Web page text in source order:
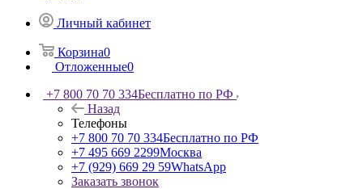
Личный кабинет
Корзина0
Отложенные0
+7 800 70 70 334Бесплатно по РФ
Назад
Телефоны
+7 800 70 70 334Бесплатно по РФ
+7 495 669 2299Москва
+7 (929) 669 29 59WhatsApp
Заказать звонок